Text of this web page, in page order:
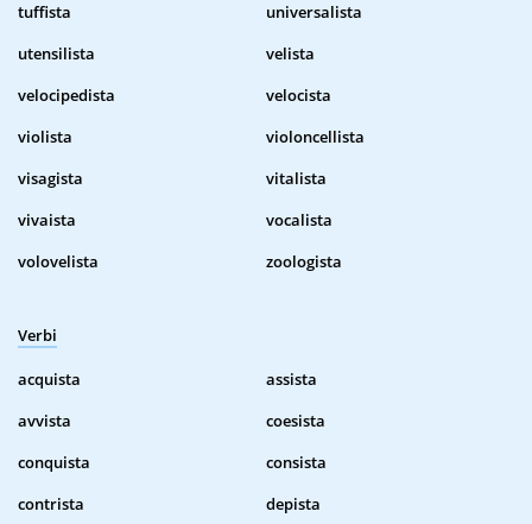
tuffista
universalista
utensilista
velista
velocipedista
velocista
violista
violoncellista
visagista
vitalista
vivaista
vocalista
volovelista
zoologista
Verbi
acquista
assista
avvista
coesista
conquista
consista
contrista
depista